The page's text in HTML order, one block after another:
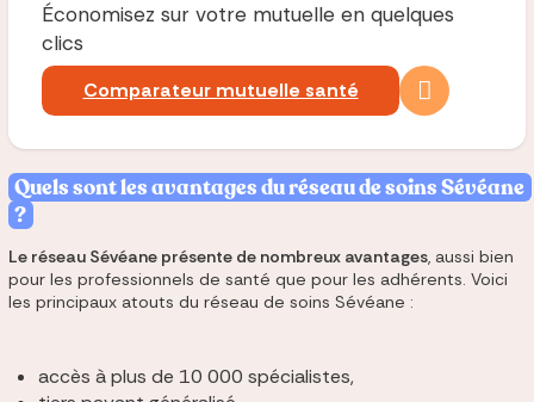
Économisez sur votre mutuelle en quelques
clics
Comparateur mutuelle santé
Quels sont les avantages du réseau de soins Sévéane
?
Le réseau Sévéane présente de nombreux avantages, aussi bien
pour les professionnels de santé que pour les adhérents. Voici
les principaux atouts du réseau de soins Sévéane :
accès à plus de 10 000 spécialistes,